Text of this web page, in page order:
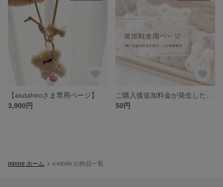
【aiutahiroさま専用ページ】
3,900円
50円
minne ホーム s-etoile の作品一覧